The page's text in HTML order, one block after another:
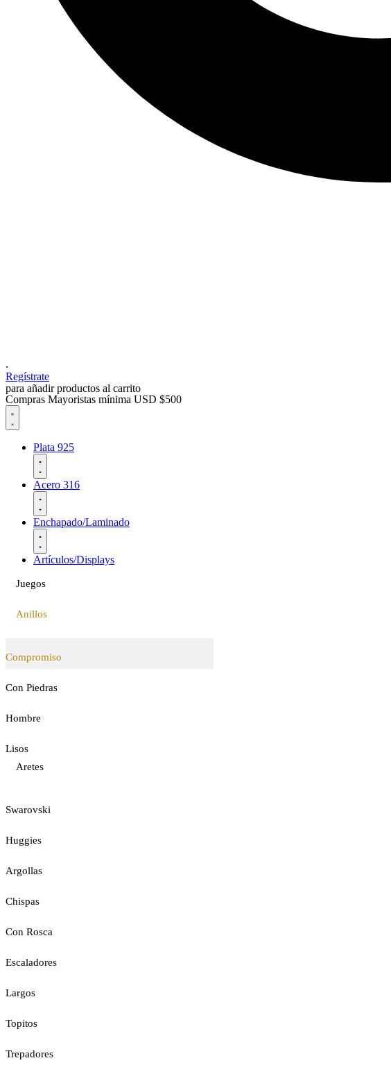
.
Regístrate
para añadir productos al carrito
Compras Mayoristas mínima USD $500
Plata 925
Acero 316
Enchapado/Laminado
Artículos/Displays
Juegos
Anillos
Compromiso
Con Piedras
Hombre
Lisos
Aretes
Swarovski
Huggies
Argollas
Chispas
Con Rosca
Escaladores
Largos
Topitos
Trepadores